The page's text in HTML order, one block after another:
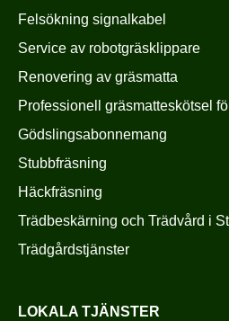
Felsökning signalkabel
Service av robotgräsklippare
Renovering av gräsmatta
Professionell gräsmatteskötsel
Gödslingsabonnemang
Stubbfräsning
Häckfräsning
Trädbeskärning och Trädvård i
Trädgårdstjänster
LOKALA TJÄNSTER